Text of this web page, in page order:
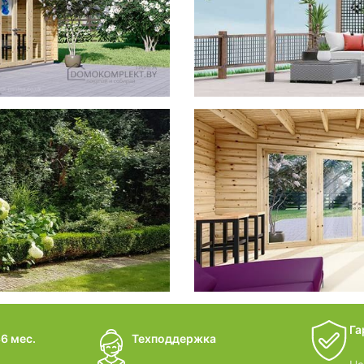
Беседки
дачные
мес. Техподдержка